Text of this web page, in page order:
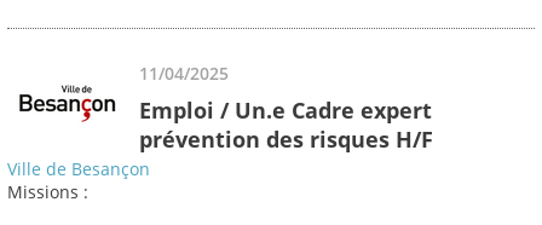
11/04/2025
Emploi / Un.e Cadre expert
prévention des risques H/F
Ville de Besançon
Missions :